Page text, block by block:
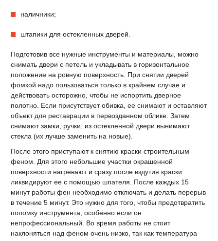
наличники;
штапики для остекленных дверей.
Подготовив все нужные инструменты и материалы, можно
снимать двери с петель и укладывать в горизонтальное
положение на ровную поверхность. При снятии дверей
фомкой надо пользоваться только в крайнем случае и
действовать осторожно, чтобы не испортить дверное
полотно. Если присутствует обивка, ее снимают и оставляют
объект для реставрации в первозданном облике. Затем
снимают замки, ручки, из остекленной двери вынимают
стекла (их лучше заменить на новые).
После этого приступают к снятию краски строительным
феном. Для этого небольшие участки окрашенной
поверхности нагревают и сразу после вздутия краски
ликвидируют ее с помощью шпателя. После каждых 15
минут работы фен необходимо отключать и делать перерыв
в течение 5 минут. Это нужно для того, чтобы предотвратить
поломку инструмента, особенно если он
непрофессиональный. Во время работы не стоит
наклоняться над феном очень низко, так как температура